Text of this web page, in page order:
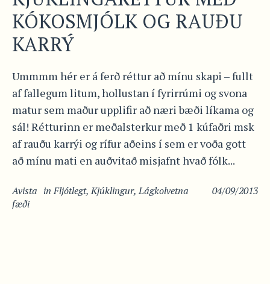
KÓKOSMJÓLK OG RAUÐU
KARRÝ
Ummmm hér er á ferð réttur að mínu skapi – fullt
af fallegum litum, hollustan í fyrirrúmi og svona
matur sem maður upplifir að næri bæði líkama og
sál! Rétturinn er meðalsterkur með 1 kúfaðri msk
af rauðu karrýi og rífur aðeins í sem er voða gott
að mínu mati en auðvitað misjafnt hvað fólk...
04/09/2013
Avista inFljótlegt,Kjúklingur,Lágkolvetna
fæði